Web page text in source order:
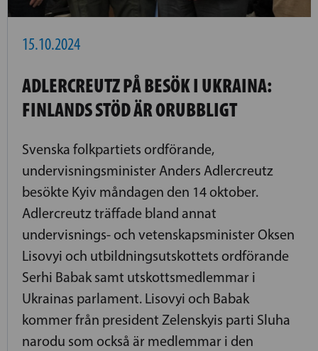
15.10.2024
ADLERCREUTZ PÅ BESÖK I UKRAINA:
FINLANDS STÖD ÄR ORUBBLIGT
Svenska folkpartiets ordförande,
undervisningsminister Anders Adlercreutz
besökte Kyiv måndagen den 14 oktober.
Adlercreutz träffade bland annat
undervisnings- och vetenskapsminister Oksen
Lisovyi och utbildningsutskottets ordförande
Serhi Babak samt utskottsmedlemmar i
Ukrainas parlament. Lisovyi och Babak
kommer från president Zelenskyis parti Sluha
narodu som också är medlemmar i den